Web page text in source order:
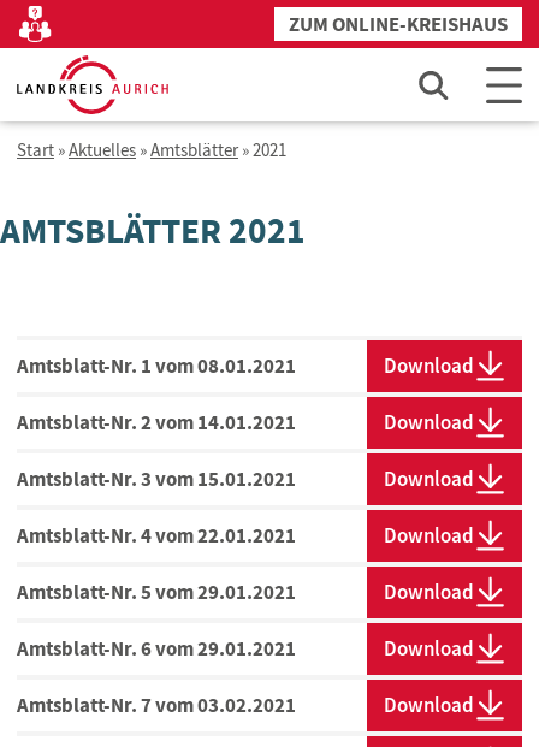
Zum
Inhalt
springen
Kontakt ZUM ONLINE-KREISHAUS
Start »Aktuelles »Amtsblätter »2021
AMTSBLÄTTER 2021
Amtsblatt-Nr. 1 vom 08.01.2021 Download
Amtsblatt-Nr. 2 vom 14.01.2021 Download
Amtsblatt-Nr. 3 vom 15.01.2021 Download
Amtsblatt-Nr. 4 vom 22.01.2021 Download
Amtsblatt-Nr. 5 vom 29.01.2021 Download
Amtsblatt-Nr. 6 vom 29.01.2021 Download
Amtsblatt-Nr. 7 vom 03.02.2021 Download